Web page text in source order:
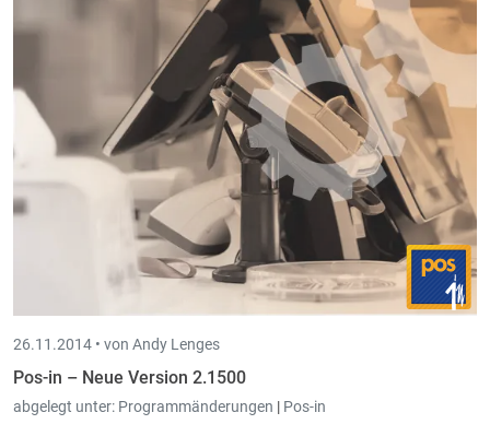
26.11.2014 • von Andy Lenges
Pos-in – Neue Version 2.1500
abgelegt unter: Programmänderungen | Pos-in